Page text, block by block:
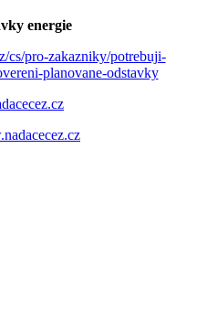
energie
cs/pro-zakazniky/potrebuji-
planovane-odstavky